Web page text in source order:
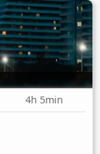
4h 5min